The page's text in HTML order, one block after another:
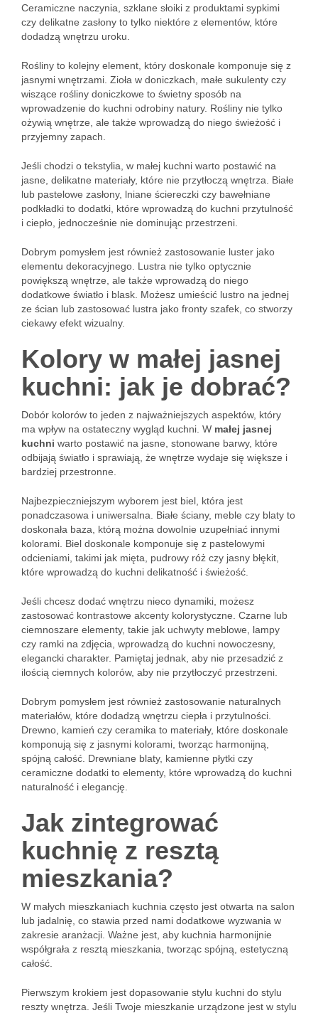
Ceramiczne naczynia, szklane słoiki z produktami sypkimi
czy delikatne zasłony to tylko niektóre z elementów, które
dodadzą wnętrzu uroku.
Rośliny to kolejny element, który doskonale komponuje się z
jasnymi wnętrzami. Zioła w doniczkach, małe sukulenty czy
wiszące rośliny doniczkowe to świetny sposób na
wprowadzenie do kuchni odrobiny natury. Rośliny nie tylko
ożywią wnętrze, ale także wprowadzą do niego świeżość i
przyjemny zapach.
Jeśli chodzi o tekstylia, w małej kuchni warto postawić na
jasne, delikatne materiały, które nie przytłoczą wnętrza. Białe
lub pastelowe zasłony, lniane ściereczki czy bawełniane
podkładki to dodatki, które wprowadzą do kuchni przytulność
i ciepło, jednocześnie nie dominując przestrzeni.
Dobrym pomysłem jest również zastosowanie luster jako
elementu dekoracyjnego. Lustra nie tylko optycznie
powiększą wnętrze, ale także wprowadzą do niego
dodatkowe światło i blask. Możesz umieścić lustro na jednej
ze ścian lub zastosować lustra jako fronty szafek, co stworzy
ciekawy efekt wizualny.
Kolory w małej jasnej
kuchni: jak je dobrać?
Dobór kolorów to jeden z najważniejszych aspektów, który
ma wpływ na ostateczny wygląd kuchni. W małej jasnej
kuchni warto postawić na jasne, stonowane barwy, które
odbijają światło i sprawiają, że wnętrze wydaje się większe i
bardziej przestronne.
Najbezpieczniejszym wyborem jest biel, która jest
ponadczasowa i uniwersalna. Białe ściany, meble czy blaty to
doskonała baza, którą można dowolnie uzupełniać innymi
kolorami. Biel doskonale komponuje się z pastelowymi
odcieniami, takimi jak mięta, pudrowy róż czy jasny błękit,
które wprowadzą do kuchni delikatność i świeżość.
Jeśli chcesz dodać wnętrzu nieco dynamiki, możesz
zastosować kontrastowe akcenty kolorystyczne. Czarne lub
ciemnoszare elementy, takie jak uchwyty meblowe, lampy
czy ramki na zdjęcia, wprowadzą do kuchni nowoczesny,
elegancki charakter. Pamiętaj jednak, aby nie przesadzić z
ilością ciemnych kolorów, aby nie przytłoczyć przestrzeni.
Dobrym pomysłem jest również zastosowanie naturalnych
materiałów, które dodadzą wnętrzu ciepła i przytulności.
Drewno, kamień czy ceramika to materiały, które doskonale
komponują się z jasnymi kolorami, tworząc harmonijną,
spójną całość. Drewniane blaty, kamienne płytki czy
ceramiczne dodatki to elementy, które wprowadzą do kuchni
naturalność i elegancję.
Jak zintegrować
kuchnię z resztą
mieszkania?
W małych mieszkaniach kuchnia często jest otwarta na salon
lub jadalnię, co stawia przed nami dodatkowe wyzwania w
zakresie aranżacji. Ważne jest, aby kuchnia harmonijnie
współgrała z resztą mieszkania, tworząc spójną, estetyczną
całość.
Pierwszym krokiem jest dopasowanie stylu kuchni do stylu
reszty wnętrza. Jeśli Twoje mieszkanie urządzone jest w stylu